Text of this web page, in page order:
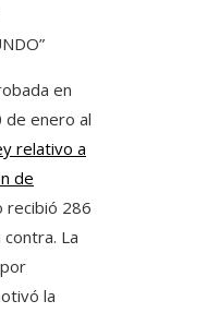
en
enero al
relativo a
de
recibió 286
La
la